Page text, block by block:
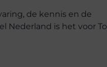
de kennis en de
Nederland is het voor